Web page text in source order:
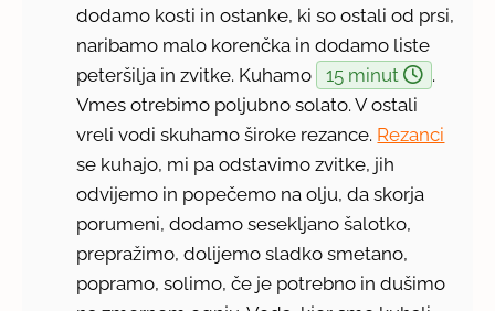
dodamo kosti in ostanke, ki so ostali od prsi,
naribamo malo korenčka in dodamo liste
peteršilja in zvitke. Kuhamo
15 minut
.
Vmes otrebimo poljubno solato. V ostali
vreli vodi skuhamo široke rezance. Rezanci
se kuhajo, mi pa odstavimo zvitke, jih
odvijemo in popečemo na olju, da skorja
porumeni, dodamo sesekljano šalotko,
prepražimo, dolijemo sladko smetano,
popramo, solimo, če je potrebno in dušimo